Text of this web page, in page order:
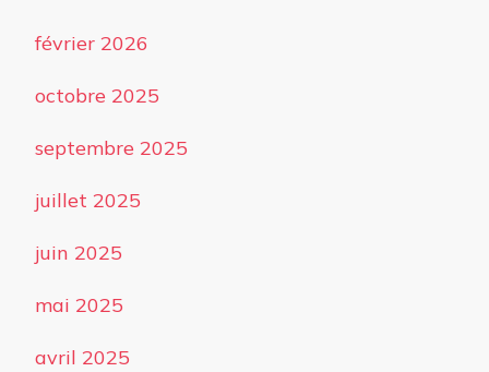
février 2026
octobre 2025
septembre 2025
juillet 2025
juin 2025
mai 2025
avril 2025